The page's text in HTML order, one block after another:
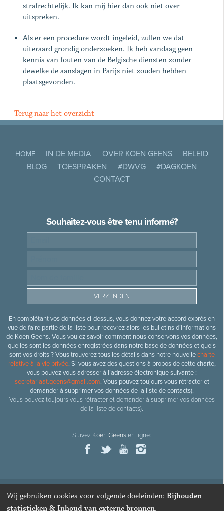
strafrechtelijk. Ik kan mij hier dan ook niet over
uitspreken.
Als er een procedure wordt ingeleid, zullen we dat
uiteraard grondig onderzoeken. Ik heb vandaag geen
kennis van fouten van de Belgische diensten zonder
dewelke de aanslagen in Parijs niet zouden hebben
plaatsgevonden.
Terug naar het overzicht
HOME IN DE MEDIA OVER KOEN GEENS
BELEID
BLOG
TOESPRAKEN #DWVG
#DAGKOEN
CONTACT
Souhaitez-vous être tenu informé?
En complétant vos données ci-dessus, vous donnez votre accord exprès en
vue de faire partie de la liste pour recevrez alors les bulletins d’informations
de Koen Geens. Vous voulez savoir comment nous conservons vos données,
quelles sont les données enregistrées dans notre base de données et quels
sont vos droits ? Vous trouverez tous les détails dans notre nouvellecharte
relative à la vie privée. Si vous avez des questions à propos de cette charte,
vous pouvez vous adresser à l’adresse électronique suivante :
secretariaat.geens@gmail.com. Vous pouvez toujours vous rétracter et
demander à supprimer vos données de la liste de contacts).
Vous pouvez toujours vous rétracter et demander à supprimer vos données
de la liste de contacts).
Suivez Koen Geensen ligne:
© 2026Ancien ministre et député honoraire
Wij gebruiken cookies voor volgende doeleinden: Bijhouden
statistieken & Inhoud van externe bronnen.